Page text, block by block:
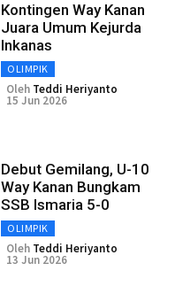
Kontingen Way Kanan
Juara Umum Kejurda
Inkanas
OLIMPIK
Oleh Teddi Heriyanto
15 Jun 2026
Debut Gemilang, U-10
Way Kanan Bungkam
SSB Ismaria 5-0
OLIMPIK
Oleh Teddi Heriyanto
13 Jun 2026